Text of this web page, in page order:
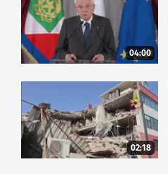
04:00
02:18